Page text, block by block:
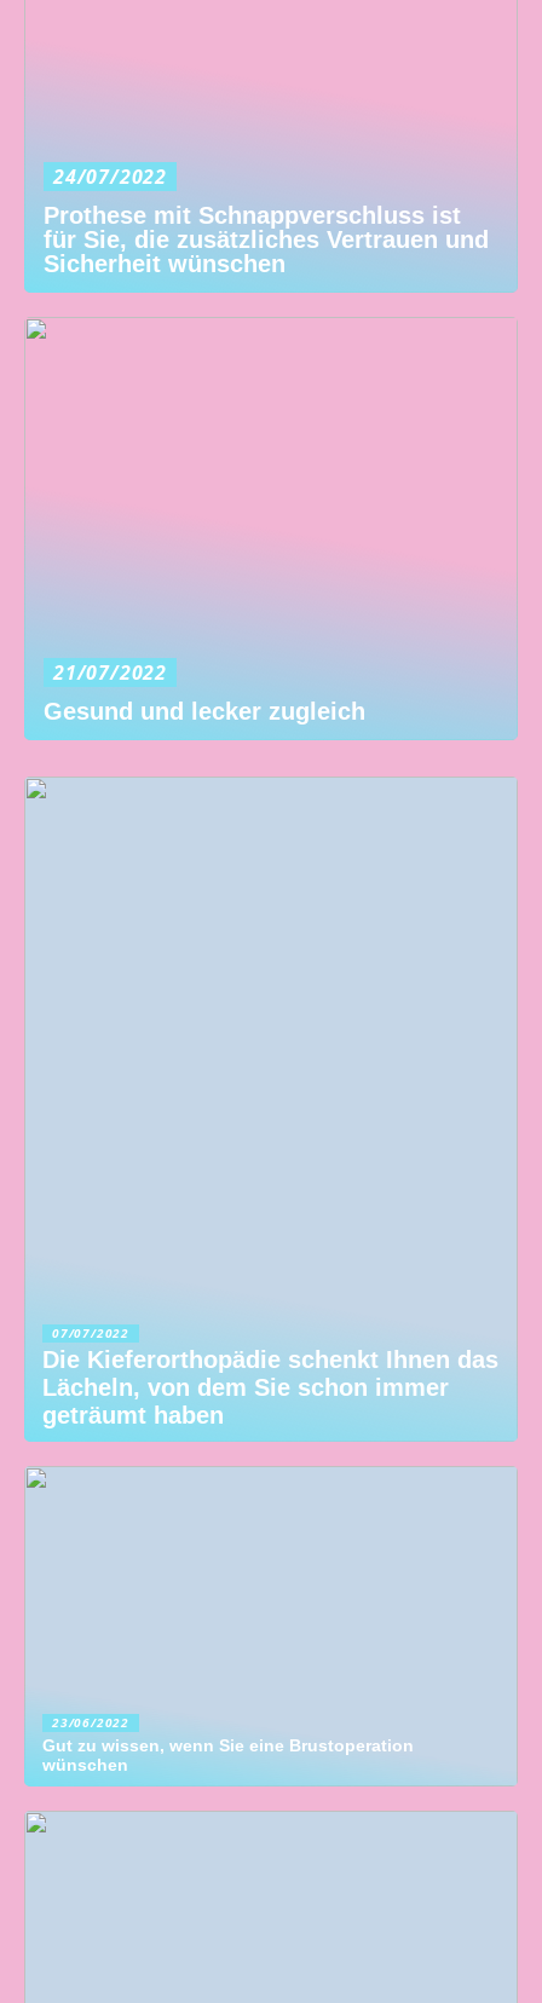
24/07/2022
Prothese mit Schnappverschluss ist
für Sie, die zusätzliches Vertrauen und
Sicherheit wünschen
21/07/2022
Gesund und lecker zugleich
07/07/2022
Die Kieferorthopädie schenkt Ihnen das
Lächeln, von dem Sie schon immer
geträumt haben
23/06/2022
Gut zu wissen, wenn Sie eine Brustoperation
wünschen